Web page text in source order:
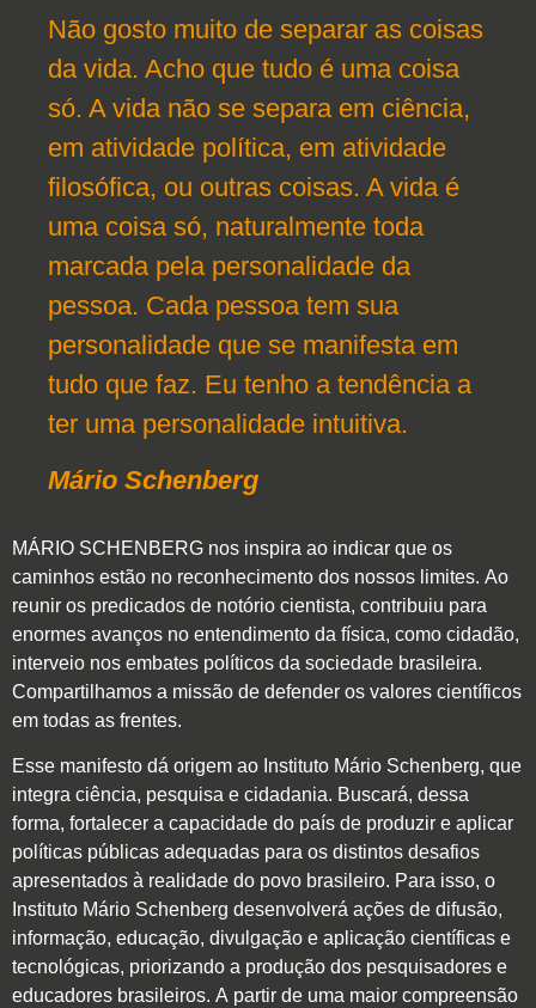
Não gosto muito de separar as coisas
da vida. Acho que tudo é uma coisa
só. A vida não se separa em ciência,
em atividade política, em atividade
filosófica, ou outras coisas. A vida é
uma coisa só, naturalmente toda
marcada pela personalidade da
pessoa. Cada pessoa tem sua
personalidade que se manifesta em
tudo que faz. Eu tenho a tendência a
ter uma personalidade intuitiva.
Mário Schenberg
MÁRIO SCHENBERG nos inspira ao indicar que os
caminhos estão no reconhecimento dos nossos limites. Ao
reunir os predicados de notório cientista, contribuiu para
enormes avanços no entendimento da física, como cidadão,
interveio nos embates políticos da sociedade brasileira.
Compartilhamos a missão de defender os valores científicos
em todas as frentes.
Esse manifesto dá origem ao Instituto Mário Schenberg, que
integra ciência, pesquisa e cidadania. Buscará, dessa
forma, fortalecer a capacidade do país de produzir e aplicar
políticas públicas adequadas para os distintos desafios
apresentados à realidade do povo brasileiro. Para isso, o
Instituto Mário Schenberg desenvolverá ações de difusão,
informação, educação, divulgação e aplicação científicas e
tecnológicas, priorizando a produção dos pesquisadores e
educadores brasileiros. A partir de uma maior compreensão